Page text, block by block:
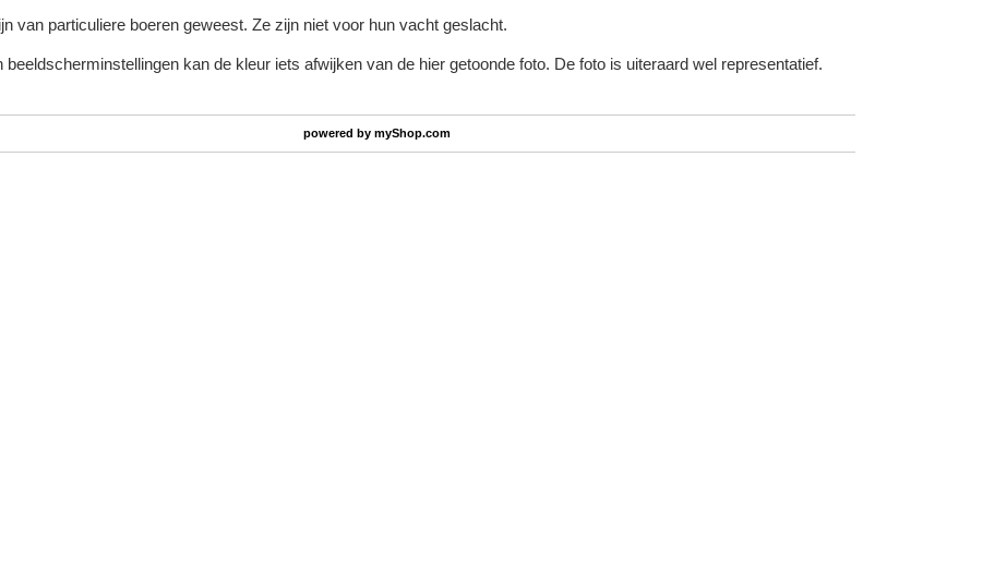
van particuliere boeren geweest. Ze zijn niet voor hun vacht geslacht.
beeldscherminstellingen kan de kleur iets afwijken van de hier getoonde foto. De foto is uiteraard wel representatief.
powered bymyShop.com